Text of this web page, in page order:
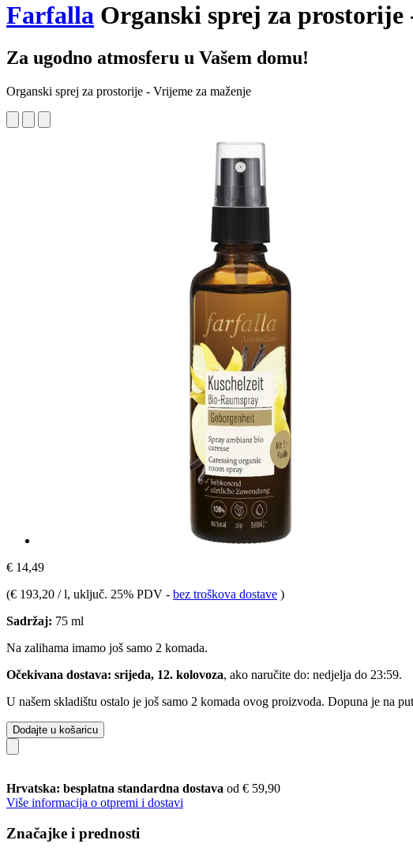
Farfalla Organski sprej za prostorije
Za ugodno atmosferu u Vašem domu!
Organski sprej za prostorije - Vrijeme za maženje
€ 14,49
(€ 193,20 / l, uključ. 25% PDV - bez troškova dostave )
Sadržaj: 75 ml
Na zalihama imamo još samo 2 komada.
Očekivana dostava: srijeda, 12. kolovoza, ako naručite do: nedjelja do 23:59.
U našem skladištu ostalo je još samo 2 komada ovog proizvoda. Dopuna je na
Dodajte u košaricu
Hrvatska: besplatna standardna dostava od € 59,90
Više informacija o otpremi i dostavi
Značajke i prednosti